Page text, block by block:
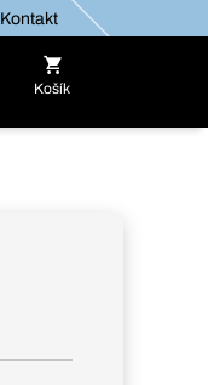
Kontakt
Košík